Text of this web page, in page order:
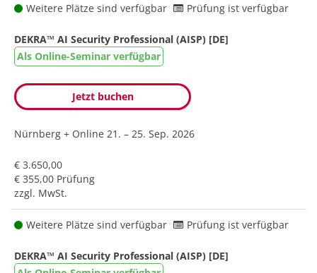
Weitere Plätze sind verfügbar Prüfung ist verfügbar
DEKRA™ AI Security Professional (AISP) [DE]
Als Online-Seminar verfügbar
Jetzt buchen
Nürnberg + Online 21. – 25. Sep. 2026
€ 3.650,00
€ 355,00 Prüfung
zzgl. MwSt.
Weitere Plätze sind verfügbar Prüfung ist verfügbar
DEKRA™ AI Security Professional (AISP) [DE]